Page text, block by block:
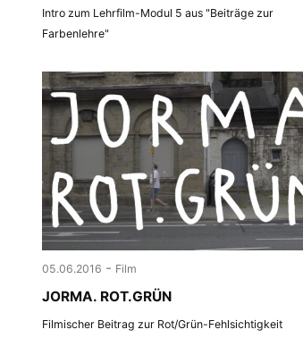
Intro zum Lehrfilm-Modul 5 aus "Beiträge zur
Farbenlehre"
05.06.2016 - Film
JORMA. ROT.GRÜN
Filmischer Beitrag zur Rot/Grün-Fehlsichtigkeit